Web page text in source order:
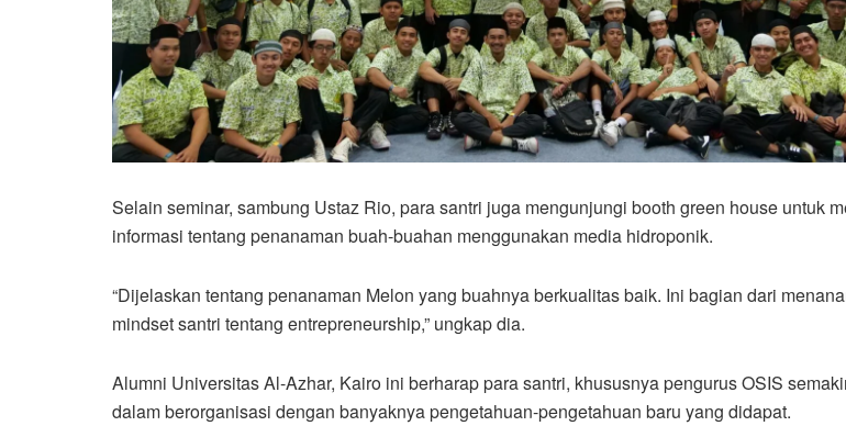
Selain seminar, sambung Ustaz Rio, para santri juga mengunjungi booth green house untuk
informasi tentang penanaman buah-buahan menggunakan media hidroponik.
“Dijelaskan tentang penanaman Melon yang buahnya berkualitas baik. Ini bagian dari
mindset santri tentang entrepreneurship,” ungkap dia.
Alumni Universitas Al-Azhar, Kairo ini berharap para santri, khususnya pengurus OSIS
dalam berorganisasi dengan banyaknya pengetahuan-pengetahuan baru yang didapat.